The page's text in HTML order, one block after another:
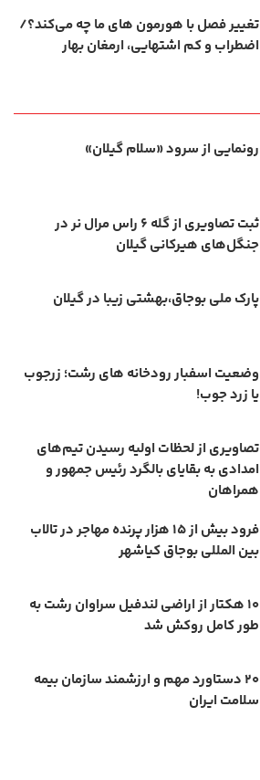
تغییر فصل با هورمون‌ های ما چه می‌کند؟/
اضطراب و کم‌ اشتهایی، ارمغان بهار
رونمایی از سرود «سلام گیلان»
ثبت تصاویری از گله ۶ راس مرال نر در
جنگل‌های هیرکانی گیلان
پارک ملی بوجاق،بهشتی زیبا در گیلان
وضعیت اسفبار رودخانه های رشت؛ زرجوب
یا زرد جوب!
تصاویری از لحظات اولیه رسیدن تیم‌های
امدادی به بقایای بالگرد رئیس جمهور و
همراهان
فرود بیش از ۱۵ هزار پرنده مهاجر در تالاب
بین المللی بوجاق کیاشهر
۱۰ هکتار از اراضی لندفیل سراوان رشت به
طور کامل روکش شد
۲۰ دستاورد مهم و ارزشمند سازمان بیمه
سلامت ایران